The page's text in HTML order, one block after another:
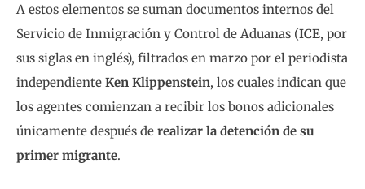
A estos elementos se suman documentos internos del
Servicio de Inmigración y Control de Aduanas (ICE, por
sus siglas en inglés), filtrados en marzo por el periodista
independiente Ken Klippenstein, los cuales indican que
los agentes comienzan a recibir los bonos adicionales
únicamente después de realizar la detención de su
primer migrante.